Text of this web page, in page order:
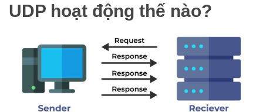
UDP hoạt động thế nào?